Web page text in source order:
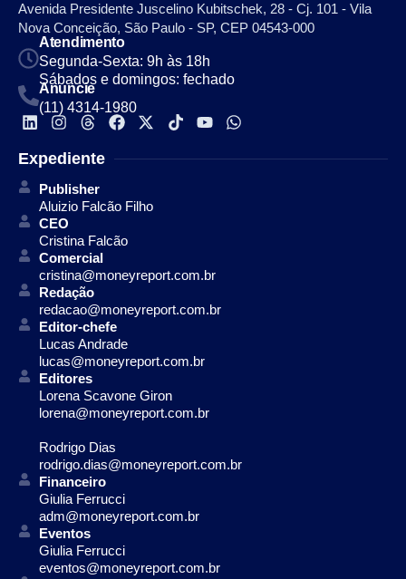
Avenida Presidente Juscelino Kubitschek, 28 - Cj. 101 - Vila
Nova Conceição, São Paulo - SP, CEP 04543-000
Atendimento
Segunda-Sexta: 9h às 18h
Sábados e domingos: fechado
Anuncie
(11) 4314-1980
Expediente
Publisher
Aluizio Falcão Filho
CEO
Cristina Falcão
Comercial
cristina@moneyreport.com.br
Redação
redacao@moneyreport.com.br
Editor-chefe
Lucas Andrade
lucas@moneyreport.com.br
Editores
Lorena Scavone Giron
lorena@moneyreport.com.br
Rodrigo Dias
rodrigo.dias@moneyreport.com.br
Financeiro
Giulia Ferrucci
adm@moneyreport.com.br
Eventos
Giulia Ferrucci
eventos@moneyreport.com.br